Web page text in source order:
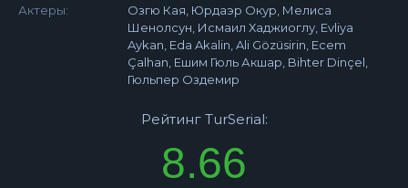
Актеры:
Озгю Кая, Юрдаэр Окур, Мелиса
Шенолсун, Исмаил Хаджиоглу, Evliya
Aykan, Eda Akalin, Ali Gözüsirin, Ecem
Çalhan, Ешим Гюль Акшар, Bihter Dinçel,
Гюльпер Оздемир
Рейтинг TurSerial:
8.66